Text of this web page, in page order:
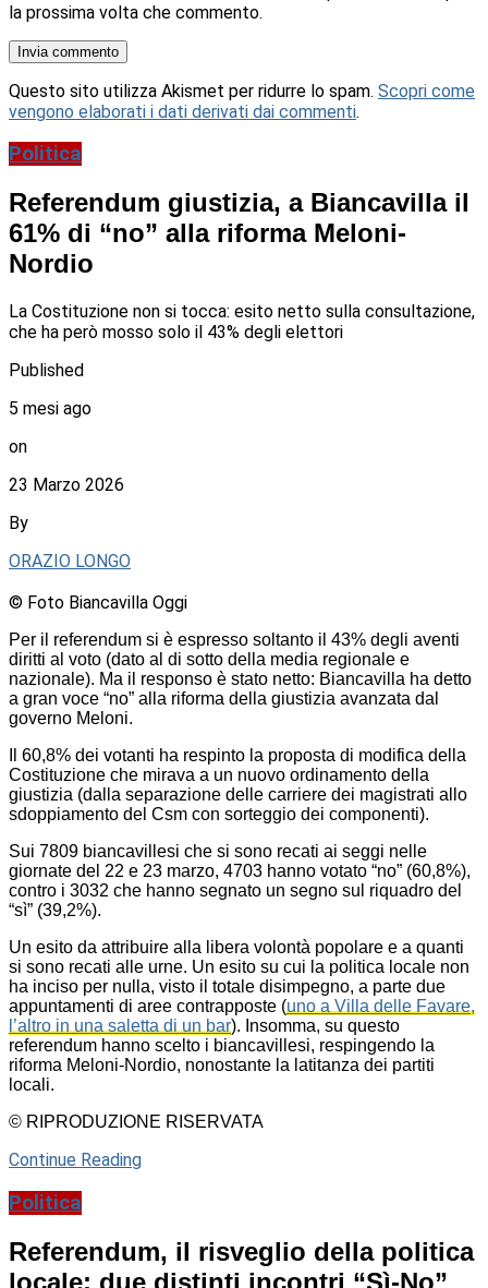
la prossima volta che commento.
Questo sito utilizza Akismet per ridurre lo spam. Scopri come
vengono elaborati i dati derivati dai commenti.
Politica
Referendum giustizia, a Biancavilla il
61% di “no” alla riforma Meloni-
Nordio
La Costituzione non si tocca: esito netto sulla consultazione,
che ha però mosso solo il 43% degli elettori
Published
5 mesi ago
on
23 Marzo 2026
By
ORAZIO LONGO
© Foto Biancavilla Oggi
Per il referendum si è espresso soltanto il 43% degli aventi
diritti al voto (dato al di sotto della media regionale e
nazionale). Ma il responso è stato netto: Biancavilla ha detto
a gran voce “no” alla riforma della giustizia avanzata dal
governo Meloni.
Il 60,8% dei votanti ha respinto la proposta di modifica della
Costituzione che mirava a un nuovo ordinamento della
giustizia (dalla separazione delle carriere dei magistrati allo
sdoppiamento del Csm con sorteggio dei componenti).
Sui 7809 biancavillesi che si sono recati ai seggi nelle
giornate del 22 e 23 marzo, 4703 hanno votato “no” (60,8%),
contro i 3032 che hanno segnato un segno sul riquadro del
“sì” (39,2%).
Un esito da attribuire alla libera volontà popolare e a quanti
si sono recati alle urne. Un esito su cui la politica locale non
ha inciso per nulla, visto il totale disimpegno, a parte due
appuntamenti di aree contrapposte (uno a Villa delle Favare,
l’altro in una saletta di un bar). Insomma, su questo
referendum hanno scelto i biancavillesi, respingendo la
riforma Meloni-Nordio, nonostante la latitanza dei partiti
locali.
© RIPRODUZIONE RISERVATA
Continue Reading
Politica
Referendum, il risveglio della politica
locale: due distinti incontri “Sì-No”